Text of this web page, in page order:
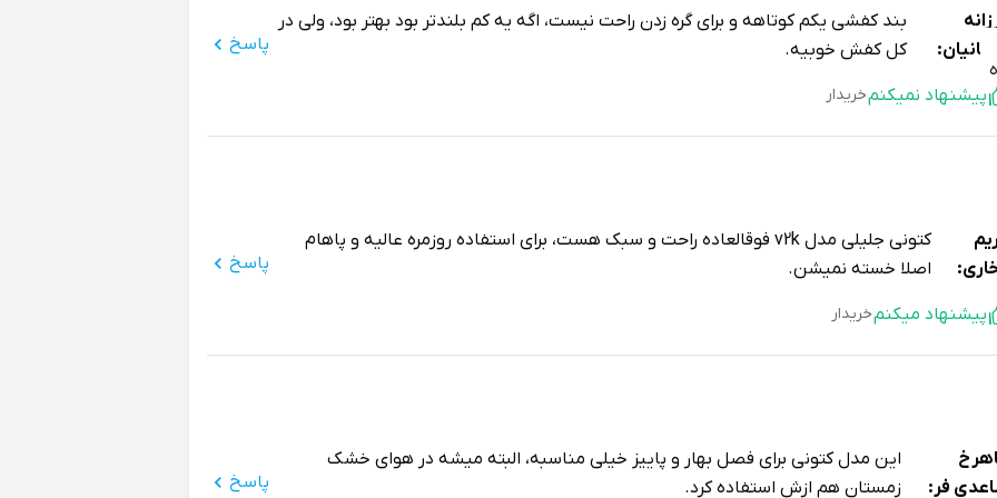
بند کفشی یکم کوتاهه و برای گره زدن راحت نیست، اگه یه کم بلندتر بود بهتر بود، ولی در
کل کفش خوبیه.
پاسخ
پیشنهاد نمیکنمخریدار
کتونی جلیلی مدل v2k فوقالعاده راحت و سبک هست، برای استفاده روزمره عالیه و پاهام
اصلا خسته نمیشن.
پاسخ
پیشنهاد میکنمخریدار
فر:
این مدل کتونی برای فصل بهار و پاییز خیلی مناسبه، البته میشه در هوای خشک
زمستان هم ازش استفاده کرد.
پاسخ